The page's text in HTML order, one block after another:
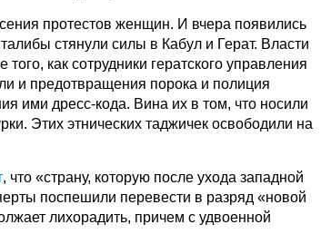
протестов женщин. И вчера появились
талибы стянули силы в Кабул и Герат. Власти
как сотрудники гератского управления
и предотвращения порока и полиция
ими дресс-кода. Вина их в том, что носили
Этих этнических таджичек освободили на
, что «страну, которую после ухода западной
поспешили перевести в разряд «новой
лихорадить, причем с удвоенной